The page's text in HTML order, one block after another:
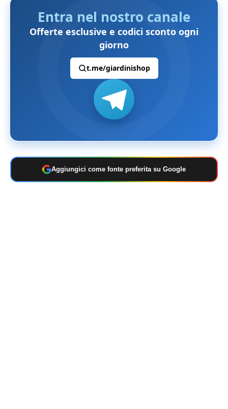
Entra nel nostro canale
Offerte esclusive e codici sconto ogni
giorno
t.me/giardinishop
Aggiungici come fonte preferita su Google